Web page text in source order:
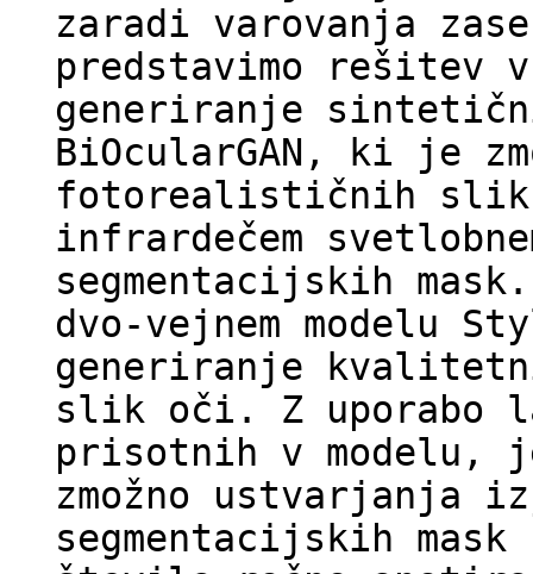
zaradi varovanja
predstavimo rešitev
generiranje
BiOcularGAN, ki je
fotorealističnih slik
infrardečem
segmentacijskih
dvo-vejnem modelu
generiranje
slik oči. Z uporabo
prisotnih v modelu,
zmožno ustvarjanja
segmentacijskih